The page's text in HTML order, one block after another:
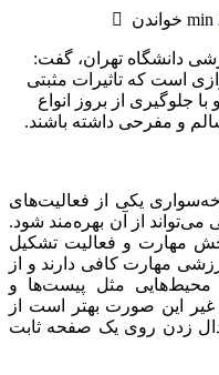
خواندن
دانشگاه تهران، گفت:
است که تاثیرات مثبتی
جلوگیری از بروز انواع
و مفرحی داشته باشند.
یکی از فعالیت‌های
از آن بهره‌مند شود.
مهارت و فعالیت تشکیل
مهارت کافی دارند و از
محیط‌هایی مثل پیست‌ها و
غیر این صورت بهتر است از
زدن روی یک صفحه ثابت